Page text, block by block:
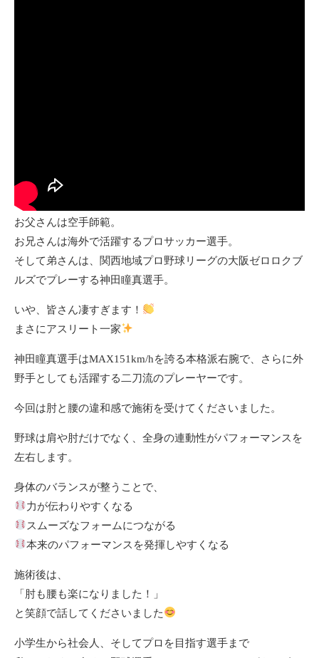
お父さんは空手師範。
お兄さんは海外で活躍するプロサッカー選手。
そして弟さんは、関西地域プロ野球リーグの大阪ゼロロクブ
ルズでプレーする神田瞳真選手。
いや、皆さん凄すぎます！
まさにアスリート一家
神田瞳真選手はMAX151km/hを誇る本格派右腕で、さらに外
野手としても活躍する二刀流のプレーヤーです。
今回は肘と腰の違和感で施術を受けてくださいました。
野球は肩や肘だけでなく、全身の連動性がパフォーマンスを
左右します。
身体のバランスが整うことで、
力が伝わりやすくなる
スムーズなフォームにつながる
本来のパフォーマンスを発揮しやすくなる
施術後は、
「肘も腰も楽になりました！」
と笑顔で話してくださいました
小学生から社会人、そしてプロを目指す選手まで